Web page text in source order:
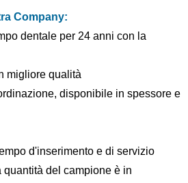
Company:
dentale per 24 anni con la
migliore qualità
disponibile in spessore e
d'inserimento e di servizio
del campione è in